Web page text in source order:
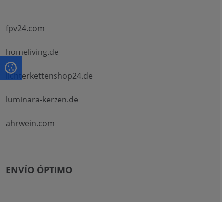
fpv24.com
homeliving.de
lichterkettenshop24.de
luminara-kerzen.de
ahrwein.com
ENVÍO ÓPTIMO